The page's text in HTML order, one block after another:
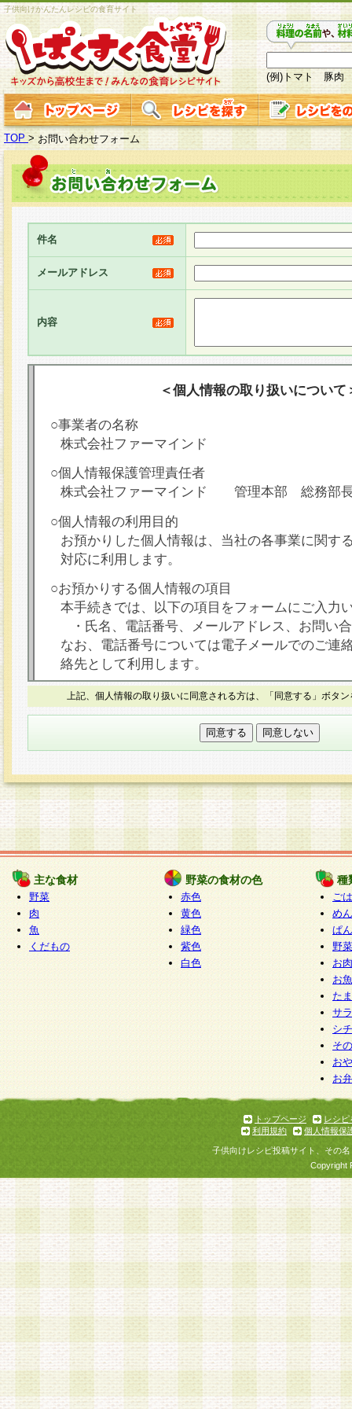
子供向けかんたんレシピの食育サイト
(例)トマト 豚肉
TOP > お問い合わせフォーム
件名
メールアドレス
内容
＜個人情報の取り扱いについて
○事業者の名称
株式会社ファーマインド
○個人情報保護管理責任者
株式会社ファーマインド 管理本部 総務部
○個人情報の利用目的
お預かりした個人情報は、当社の各事業に関す
対応に利用します。
○お預かりする個人情報の項目
本手続きでは、以下の項目をフォームにご入力
・氏名、電話番号、メールアドレス、お問い
なお、電話番号については電子メールでのご連
絡先として利用します。
○本人が容易に認識できない方法による個人情報
本フォームでは、セッション管理のためCookie
○個人情報の第三者提供について
力いただく個人情報は第三者に提供しません。
○個人情報の委託について
個人情報の取り扱いを外部に委託する場合は、
情報管理基準を満たす企業を選定して委託を行
が行われるよう監督します。
○開示対象個人情報の開示等および問い合わせ窓口
本人からの求めにより、当社が本件により取得
報の利用目的の通知・開示・内容の訂正・追加
停止・消去及び第三者への提供の禁止（以下、
といいます。）に応じます。
開示等に応じる窓口は以下になります。
ぱくすく食堂個人情報お客様相談窓口 paku-
m
個人情報を与えることは任意ですが、個人情報
意をいただけない場合には、当社のサービスの
お問い合わせ・ご相談への対応ができない場合
上記、個人情報の取り扱いに同意される方は、「同意する」ボタ
主な食材
野菜
肉
魚
くだもの
野菜の食材の色
赤色
黄色
緑色
紫色
白色
種
ご
めん
ぱん
野
お
お
た
サ
シ
そ
お
お
トップページ
レシピ
利用規約
個人情報保
子供向けレシピ投稿サイト、その
Copyright